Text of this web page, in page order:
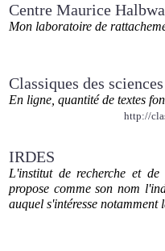
Centre Maurice
Mon laboratoire de
Classiques des
En ligne, quantité de textes
http://
IRDES
L'institut de recherche et
propose comme son nom
auquel s'intéresse notamment